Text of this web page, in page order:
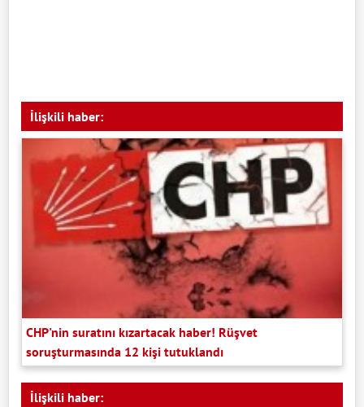
İlişkili haber:
CHP'nin suratını kızartacak haber! Rüşvet
soruşturmasında 12 kişi tutuklandı
İlişkili haber: